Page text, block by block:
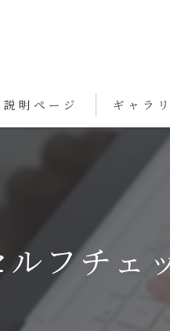
説明ページ ギャラ
フチェ